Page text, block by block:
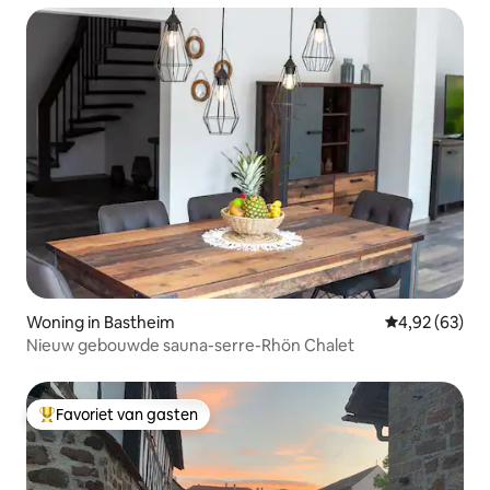
Woning in Bastheim Gemiddelde
4,92 (63)
Nieuw gebouwde sauna-serre-Rhön Chalet
Topfavoriet van gasten
Favoriet van gasten